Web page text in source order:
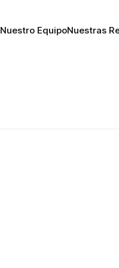
Nuestro EquipoNuestras